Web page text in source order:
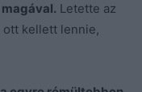
Letette az
ott kellett lennie,